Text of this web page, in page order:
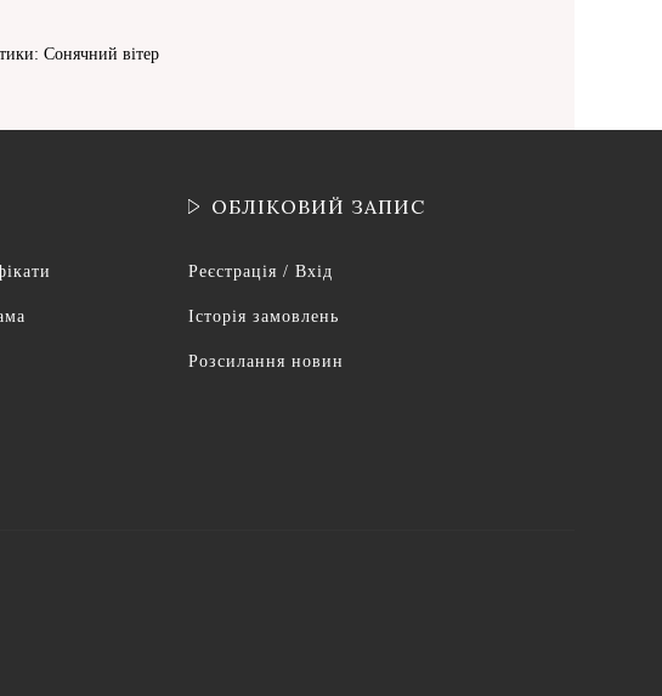
Сонячний вітер
ОБЛІКОВИЙ ЗАПИС
Реєстрація / Вхід
Історія замовлень
Розсилання новин